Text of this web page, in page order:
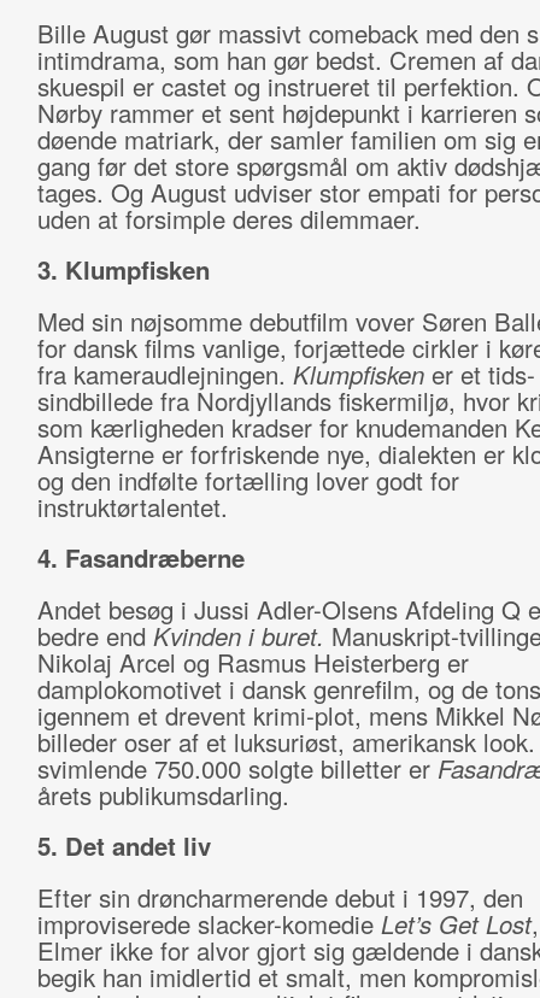
Bille August gør massivt comeback med den
intimdrama, som han gør bedst. Cremen af
skuespil er castet og instrueret til perfektion.
Nørby rammer et sent højdepunkt i karrieren
døende matriark, der samler familien om sig
gang før det store spørgsmål om aktiv
tages. Og August udviser stor empati for
uden at forsimple deres dilemmaer.
3. Klumpfisken
Med sin nøjsomme debutfilm vover Søren
for dansk films vanlige, forjættede cirkler i
fra kameraudlejningen. Klumpfiskener et tids-
sindbillede fra Nordjyllands fiskermiljø, hvor
som kærligheden kradser for knudemanden
Ansigterne er forfriskende nye, dialekten er
og den indfølte fortælling lover godt for
instruktørtalentet.
4. Fasandræberne
Andet besøg i Jussi Adler-Olsens Afdeling Q
bedre end Kvinden i buret. Manuskript-
Nikolaj Arcel og Rasmus Heisterberg er
damplokomotivet i dansk genrefilm, og de
igennem et drevent krimi-plot, mens Mikkel
billeder oser af et luksuriøst, amerikansk
svimlende 750.000 solgte billetter er
årets publikumsdarling.
5. Det andet liv
Efter sin drøncharmerende debut i 1997, den
improviserede slacker-komedie Let’s Get Lost
Elmer ikke for alvor gjort sig gældende i
begik han imidlertid et smalt, men